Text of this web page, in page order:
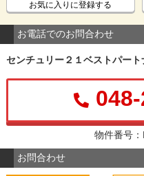
お気に入りに登録する
お電話でのお問合わせ
センチュリー２１ベストパート
物件番号
お問合わせ